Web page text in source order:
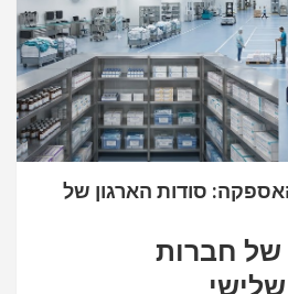
סודות הארגון של
של חברות